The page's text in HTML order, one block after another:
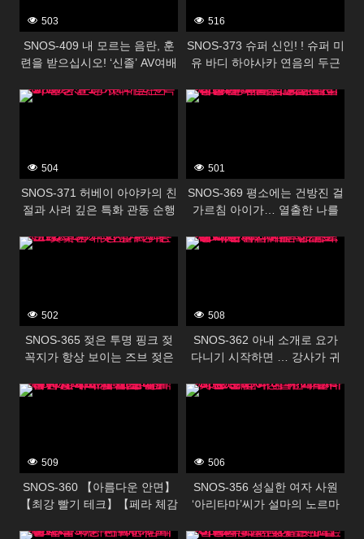
503
SNOS-409 내 모르는 음란, 훈
련을 받으십시오! ‘신졸’ AV여배
처음으로 다해, 엄청 이키 먹고
516
SNOS-373 슈퍼 신인! ! 슈퍼 미
유 바디 하야사카 연음의 두근
393356
504
SNOS-371 허베이 아야카의 친
절과 사려 깊은 특화 관동 순행
393354
501
SNOS-369 평소에는 건방진 걸
가르침 아이가… 열출한 나를
포까지 개조해 주는 갭 모성에
393352
502
SNOS-365 젖은 투명 핑크 젖
꼭지가 항상 보이는 즈브 젖은
키하나
393350
508
SNOS-362 아내 소개로 요가
다니기 시작하면 … 강사가 귀
착 스트레치로 발기하면 정액
393348
509
SNOS-360 【아름다운 안면】
【최강 빨기 테크】【페라 체감
393346
506
SNOS-356 성실한 여자 사원
‘아리타마’씨가 설마의 노르마
393344 393342